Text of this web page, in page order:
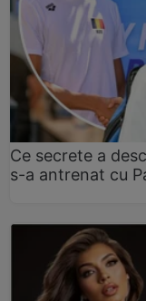
Ce secrete a
s-a antrenat cu